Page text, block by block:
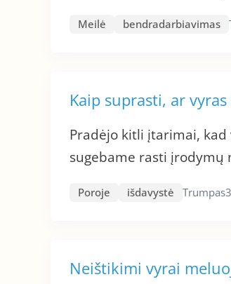
Meilė bendradarbiavimas
Kaip suprasti, ar
Pradėjo kitli įtarimai,
sugebame rasti įrodymų
Poroje išdavystė Trumpas
Neištikimi vyrai